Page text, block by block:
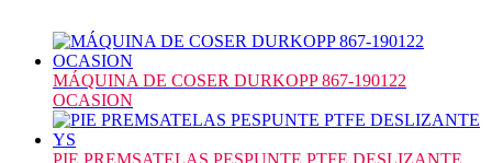
MÁQUINA DE COSER DURKOPP 867-190122
OCASION
PIE PREMSATELAS PESPUNTE PTFE DESLIZANTE